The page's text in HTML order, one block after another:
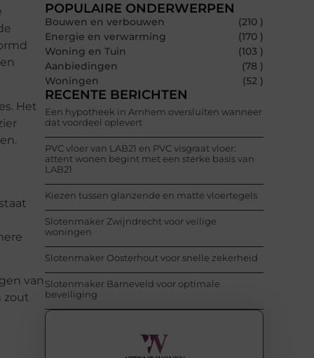
Het
van
zout
POPULAIRE ONDERWERPEN
Bouwen en verbouwen
(210 )
Energie en verwarming
(170 )
Woning en Tuin
(103 )
Aanbiedingen
(78 )
Woningen
(52 )
RECENTE BERICHTEN
Een hypotheek in Arnhem oversluiten wanneer
dat voordeel oplevert
PVC vloer van LAB21 en PVC visgraat vloer:
attent wonen begint met een sterke basis van
LAB21
Kiezen tussen glanzende en matte vloertegels
Slotenmaker Zwijndrecht voor veilige
woningen
Slotenmaker Oosterhout voor snelle zekerheid
Slotenmaker Barneveld voor optimale
beveiliging